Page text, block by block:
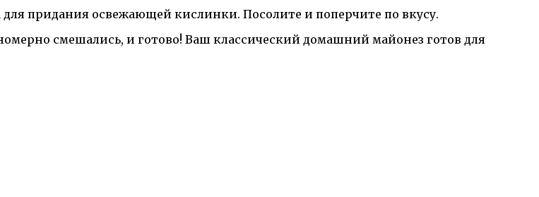
придания освежающей кислинки. Посолите и поперчите по вкусу.
смешались, и готово! Ваш классический домашний майонез готов для